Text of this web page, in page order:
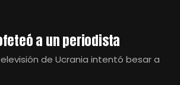
a un periodista
de Ucrania intentó besar a